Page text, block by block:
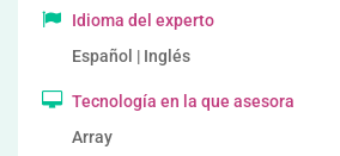
Idioma del experto
Español | Inglés
Tecnología en la que asesora
Array